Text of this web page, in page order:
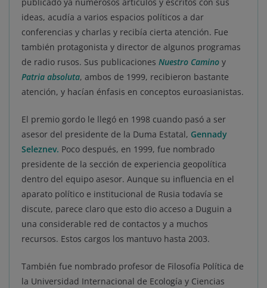
publicado ya numerosos artículos y escritos con sus
ideas, acudía a varios espacios políticos a dar
conferencias y charlas y recibía cierta atención. Fue
también protagonista y director de algunos programas
de radio rusos. Sus publicaciones Nuestro Camino y
Patria absoluta, ambos de 1999, recibieron bastante
atención, y hacían énfasis en conceptos euroasianistas.
El premio gordo le llegó en 1998 cuando pasó a ser
asesor del presidente de la Duma Estatal, Gennady
Seleznev. Poco después, en 1999, fue nombrado
presidente de la sección de experiencia geopolítica
dentro del equipo asesor. Aunque su influencia en el
aparato político e institucional de Rusia todavía se
discute, parece claro que esto dio acceso a Duguin a
una considerable red de contactos y a muchos
recursos. Estos cargos los mantuvo hasta 2003.
También fue nombrado profesor de Filosofía Política de
la Universidad Internacional de Ecología y Ciencias